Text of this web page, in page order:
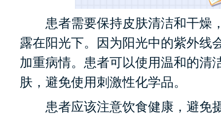
患者需要保持皮肤清洁和干燥
露在阳光下。因为阳光中的紫外线
加重病情。患者可以使用温和的清
肤，避免使用刺激性化学品。
患者应该注意饮食健康，避免